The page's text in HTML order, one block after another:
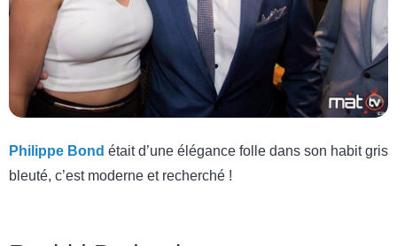
Philippe Bond était d’une élégance folle dans son habit gris
bleuté, c’est moderne et recherché !